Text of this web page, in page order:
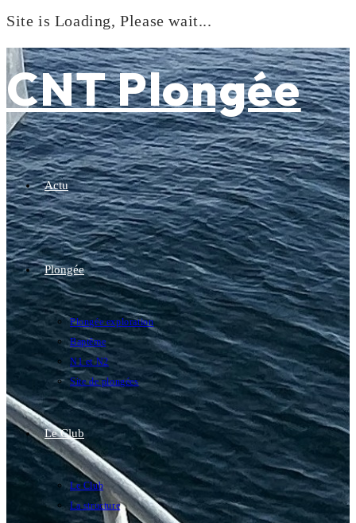
Site is Loading, Please wait...
to
content
CNT Plongée
Actu
Plongée
Plongée exploration
Baptême
N1 et N2
Site de plongées
Le Club
Le Club
La structure